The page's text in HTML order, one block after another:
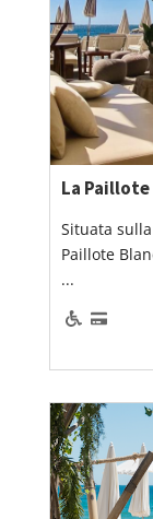
La
Situata
Paillote
...